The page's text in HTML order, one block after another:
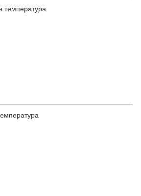
температура